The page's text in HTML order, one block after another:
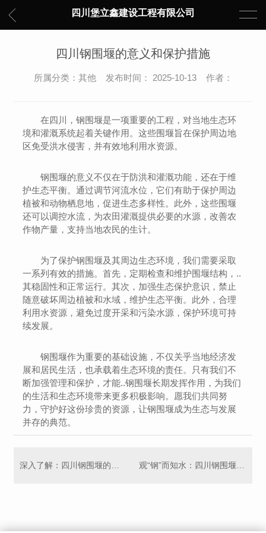
四川堡立鑫建设工程有限公司
四川钢围堰的意义和保护措施
所属分类：其他 发布时间： 2025-10-13 作者：
在四川，钢围堰是一项重要的工程，对当地生态环
境和灌溉系统起着关键作用。这些围堰旨在保护周边地
区免受洪水侵害，并有效地利用水资源。
钢围堰的意义不仅在于防洪和灌溉功能，还在于维
护生态平衡。通过调节河流水位，它们有助于保护周边
植被和动物栖息地，促进生态多样性。此外，这些围堰
还可以调控水流，为农田灌溉提供必要的水源，改善农
作物产量，支持当地农民的生计。
为了保护钢围堰及其周边生态环境，我们需要采取
一系列有效的措施。首先，定期检查和维护围堰结构，..
其稳固性和正常运行。其次，加强生态保护意识，禁止
随意破坏周边植被和水域，维护生态平衡。此外，合理
利用水资源，避免过度开采和污染水源，保护环境可持
续发展。
钢围堰作为重要的基础设施，不仅关乎当地经济发
展和居民生活，也承载着生态环境的责任。只有我们不
断加强管理和保护，才能..钢围堰长期发挥作用，为我们
的生活和生态环境带来更多积极影响。愿我们共同努
力，守护好这份珍贵的资源，让钢围堰成为生态与发展
并存的典范。